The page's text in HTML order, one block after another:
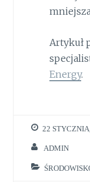
Artykuł
Energy.
22
ADMIN